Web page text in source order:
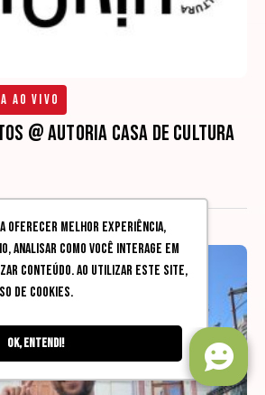
oferecer melhor experiência,
analisar como você interage em
conteúdo. Ao utilizar este site,
de cookies.
Ok, entendi!
Ao Vivo
@ Autoria Casa de Cultura